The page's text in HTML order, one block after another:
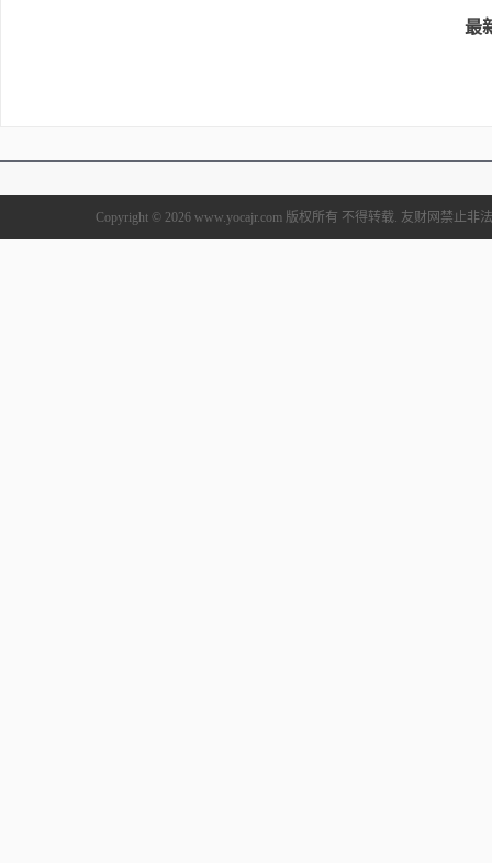
最
Copyright © 2026 www.yocajr.com 版权所有 不得转载. 友财网禁止非